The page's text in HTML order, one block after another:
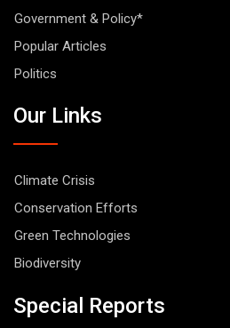
Government & Policy*
Popular Articles
Politics
Our Links
Climate Crisis
Conservation Efforts
Green Technologies
Biodiversity
Special Reports